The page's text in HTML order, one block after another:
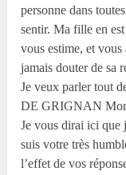
personne dans
sentir. Ma fille en
vous estime, et
jamais douter de sa
Je veux parler tout
DE GRIGNAN Mon
Je vous dirai ici que
suis votre très
l’effet de vos